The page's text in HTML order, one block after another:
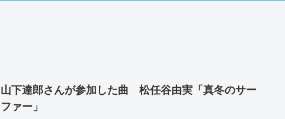
山下達郎さんが参加した曲 松任谷由実「真冬のサー
ファー」